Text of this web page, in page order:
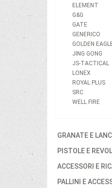
ELEMENT
G&G
GATE
GENERICO
GOLDEN
JING GONG
JS-TACTICAL
LONEX
ROYAL PLUS
SRC
WELL FIRE
GRANATE E
PISTOLE E
ACCESSORI E
PALLINI E